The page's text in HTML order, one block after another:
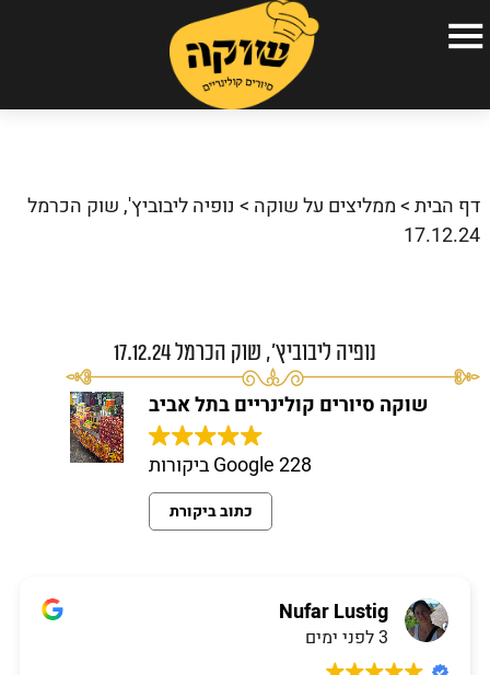
אודות
שאלות ותשובות
המלצות
צור קשר
דף הבית>ממליצים על שוקה > נופיה ליבוביץ', שוק הכרמל
17.12.24
נופיה ליבוביץ', שוק הכרמל 17.12.24
שוקה סיורים קולינריים בתל אביב
228 Google ביקורות
כתוב ביקורת
Nufar Lustig
3 לפני ימים